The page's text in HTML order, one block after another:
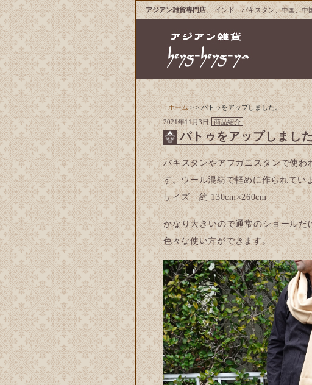
アジアン雑貨専門店。 インド、パキスタン、中国、中
ホーム> > パトゥをアップしました。
2021年11月3日
商品紹介
パトゥをアップしまし
パキスタンやアフガニスタンで使
す。ウール混紡で軽めに作られてい
サイズ 約 130cm×260cm
かなり大きいので通常のショール
色々な使い方ができます。